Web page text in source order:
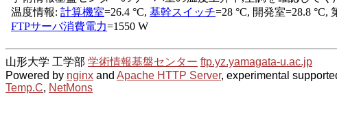
山形大学 工学部 学術情報基盤センター ftp.yz.yamagata-u.ac.jp
Powered by nginx and Apache HTTP Server, experimental
Temp.C, NetMons